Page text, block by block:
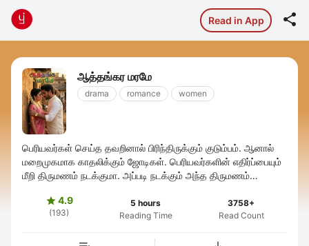
Read in App 
ஆத்தங்கர மரமே
drama romance women
பெரியவர்கள் செய்த தவறினால் பிரிந்திருக்கும் குடும்பம். ஆனால்
மறைமுகமாக காதலிக்கும் ஜோடிகள். பெரியவர்களின் எதிர்ப்பையும்
மீறி திருமணம் நடக்குமா. அப்படி நடக்கும் அந்த திருமணம்
4.9
(193)
5 hours
Reading Time
3758+
Read Count